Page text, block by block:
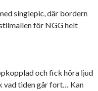
singlepic, där bordern
för NGG helt
och fick höra ljud
vad tiden går fort… Kan